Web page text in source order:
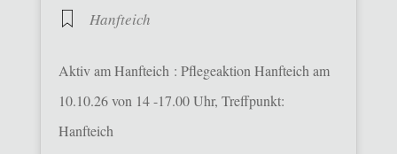
Hanfteich
Aktiv am Hanfteich : Pflegeaktion Hanfteich am
10.10.26 von 14 -17.00 Uhr, Treffpunkt:
Hanfteich